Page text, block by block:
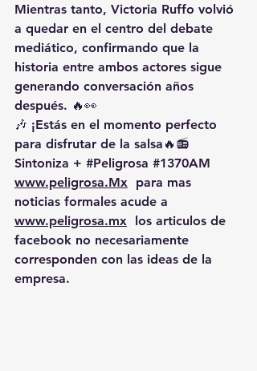
Mientras tanto, Victoria Ruffo volvió
a quedar en el centro del debate
mediático, confirmando que la
historia entre ambos actores sigue
generando conversación años
después. 🔥👀
🎶 ¡Estás en el momento perfecto
para disfrutar de la salsa🔥📻
Sintoniza + #Peligrosa #1370AM
www.peligrosa.Mx para mas
noticias formales acude a
www.peligrosa.mx los articulos de
facebook no necesariamente
corresponden con las ideas de la
empresa.